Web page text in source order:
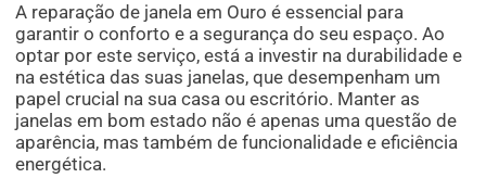
A reparação de janela em Ouro é essencial para
garantir o conforto e a segurança do seu espaço. Ao
optar por este serviço, está a investir na durabilidade e
na estética das suas janelas, que desempenham um
papel crucial na sua casa ou escritório. Manter as
janelas em bom estado não é apenas uma questão de
aparência, mas também de funcionalidade e eficiência
energética.